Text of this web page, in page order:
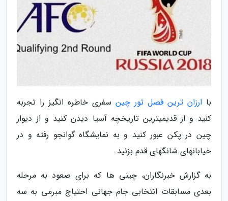
با ارزان ترین فصل تور چین سفری خاطره انگیز را تجربه
کنید و از قدیمیترین تاریخچه آسیا دیدن کنید و از دیوار
چین در پکن عبور کنید و به نمایشگاه گوانجو رفته و در
خیابانهای شانگهای قدم بزنید.
به گزارش خبرنگاران، چینی ها که برای صعود به مرحله
بعدی مسابقات انتخابی جام جهانی احتیاج مبرمی به سه